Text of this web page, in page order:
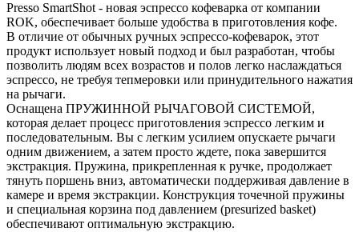
Presso SmartShot - новая эспрессо кофеварка от компании
ROK, обеспечивает больше удобства в приготовления кофе.
В отличие от обычных ручных эспрессо-кофеварок, этот
продукт использует новый подход и был разработан, чтобы
позволить людям всех возрастов и полов легко наслаждаться
эспрессо, не требуя тепмеровки или принудительного нажатия
на рычаги.
Оснащена ПРУЖИННОЙ РЫЧАГОВОЙ СИСТЕМОЙ,
которая делает процесс приготовления эспрессо легким и
последовательным. Вы с легким усилием опускаете рычаги
одним движением, а затем просто ждете, пока завершится
экстракция. Пружина, прикрепленная к ручке, продолжает
тянуть поршень вниз, автоматически поддерживая давление в
камере и время экстракции. Конструкция точечной пружины
и специальная корзина под давлением (presurized basket)
обеспечивают оптимальную экстракцию.